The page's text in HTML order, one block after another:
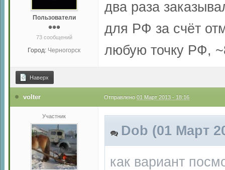
Пользователи
73 сообщений
Город: Черногорск
два раза
для РФ за счёт
любую точку РФ,
Наверх
volter Отправлено 01 Март 2013 - 18:16
Участник
Dob (01 Март
как вариант